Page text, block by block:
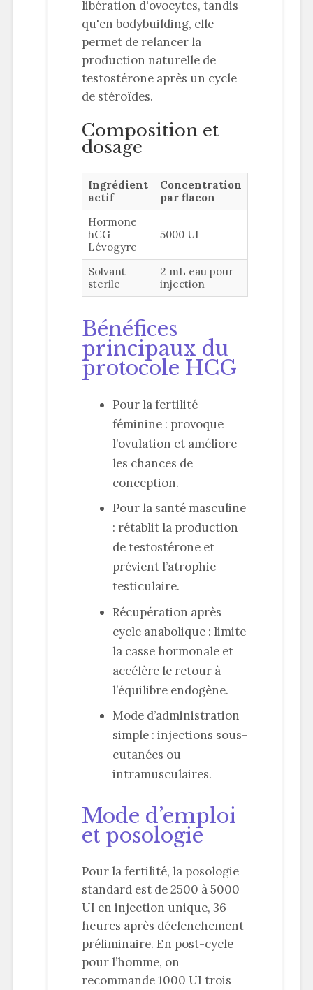
libération d'ovocytes, tandis
qu'en bodybuilding, elle
permet de relancer la
production naturelle de
testostérone après un cycle
de stéroïdes.
Composition et
dosage
Ingrédient
actif
Concentration
par flacon
Hormone
hCG
Lévogyre
5000 UI
Solvant
sterile
2 mL eau pour
injection
Bénéfices
principaux du
protocole HCG
Pour la fertilité
féminine : provoque
l’ovulation et améliore
les chances de
conception.
Pour la santé masculine
: rétablit la production
de testostérone et
prévient l’atrophie
testiculaire.
Récupération après
cycle anabolique : limite
la casse hormonale et
accélère le retour à
l’équilibre endogène.
Mode d’administration
simple : injections sous-
cutanées ou
intramusculaires.
Mode d’emploi
et posologie
Pour la fertilité, la posologie
standard est de 2500 à 5000
UI en injection unique, 36
heures après déclenchement
préliminaire. En post-cycle
pour l’homme, on
recommande 1000 UI trois